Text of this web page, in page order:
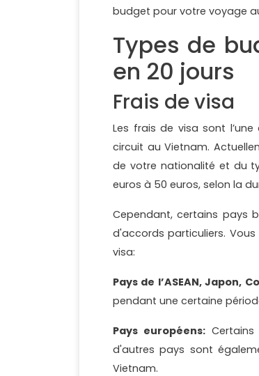
budget pour votre voyage
Types de
en 20 jours
Frais de visa
Les frais de visa sont
circuit au Vietnam.
de votre nationalité et du
euros à 50 euros, selon la
Cependant, certains pays
d'accords particuliers.
visa:
Pays de l’ASEAN, Japon,
pendant une certaine
Pays européens:
d'autres pays sont
Vietnam.